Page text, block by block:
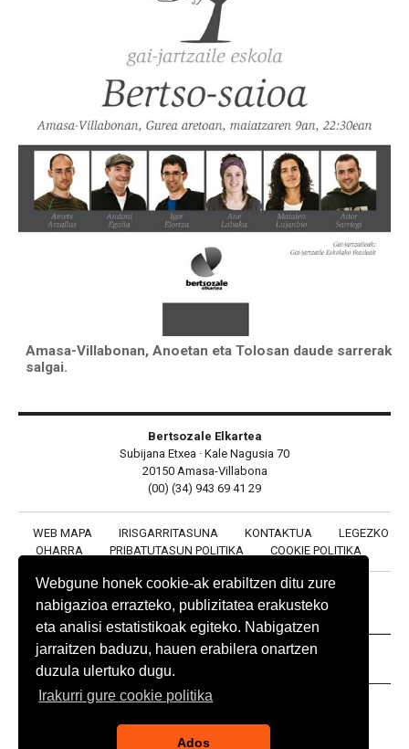
Webgune honek cookie-ak erabiltzen ditu zure
nabigazioa errazteko, publizitatea erakusteko
eta analisi estatistikoak egiteko. Nabigatzen
jarraitzen baduzu, hauen erabilera onartzen
duzula ulertuko dugu.
Irakurri gure cookie politika
Ados
Amasa-Villabonan, Anoetan eta Tolosan daude sarrerak
salgai.
Bertsozale Elkartea
Subijana Etxea · Kale Nagusia 70
20150 Amasa-Villabona
(00) (34) 943 69 41 29
WEB MAPA IRISGARRITASUNA KONTAKTUA
LEGEZKO
OHARRA
PRIBATUTASUN POLITIKA COOKIE POLITIKA
BABESLEAK